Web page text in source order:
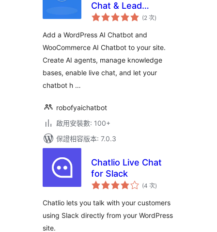
Chat & Lead
Generation for
(2 次評
分)
Add a WordPress AI Chatbot and
WooCommerce AI Chatbot to your site.
Create AI agents, manage knowledge
bases, enable live chat, and let your
chatbot h …
robofyaichatbot
啟用安裝數: 100+
保證相容版本: 7.0.3
Chatlio Live Chat
for Slack
(4 次評
分
數
)
Chatlio lets you talk with your customers
using Slack directly from your WordPress
site.